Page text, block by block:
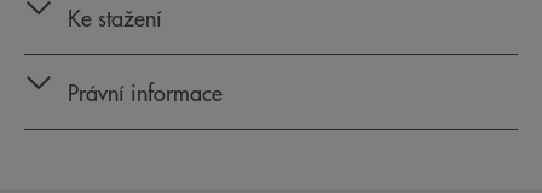
Ke stažení
Právní informace